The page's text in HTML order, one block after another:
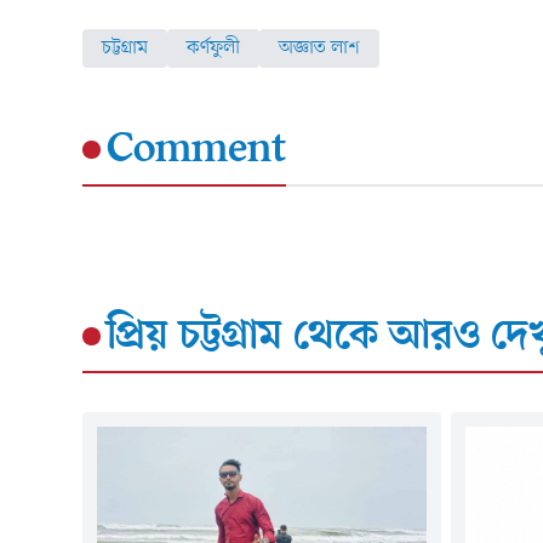
চট্টগ্রাম কর্ণফুলী অজ্ঞাত লাশ
Comment
প্রিয় চট্টগ্রাম থেকে আরও